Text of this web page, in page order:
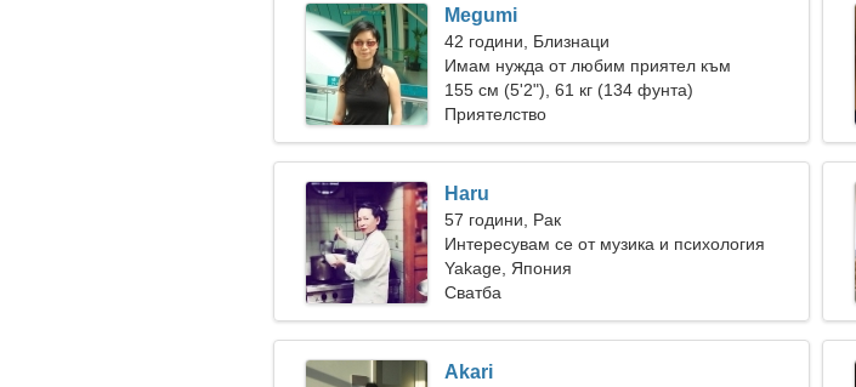
Megumi
42 години, Близнаци
Имам нужда от любим приятел към
къмпинг
155 см (5'2"), 61 кг (134 фунта)
Приятелство
Haru
57 години, Рак
Интересувам се от музика и психология
Yakage, Япония
Сватба
Akari